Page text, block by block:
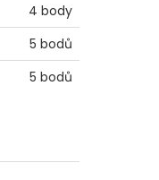
4 body
5 bodů
5 bodů